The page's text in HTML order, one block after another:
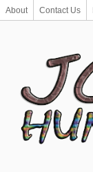
About Contact Us